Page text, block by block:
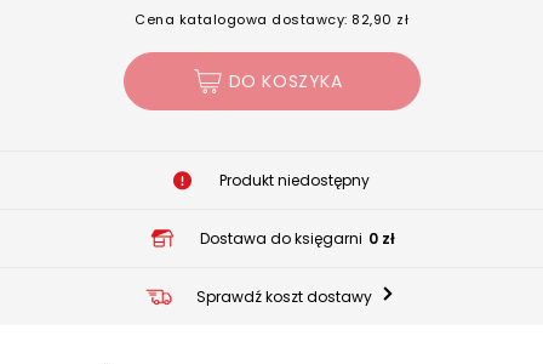
Cena katalogowa dostawcy: 82,90 zł
DO KOSZYKA
Produkt niedostępny
Dostawa do księgarni 0 zł
Sprawdź koszt dostawy